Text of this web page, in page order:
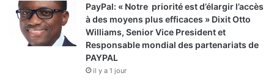
PayPal: « Notre priorité est d’élargir l’accès
à des moyens plus efficaces » Dixit Otto
Williams, Senior Vice President et
Responsable mondial des partenariats de
PAYPAL
il y a 1 jour